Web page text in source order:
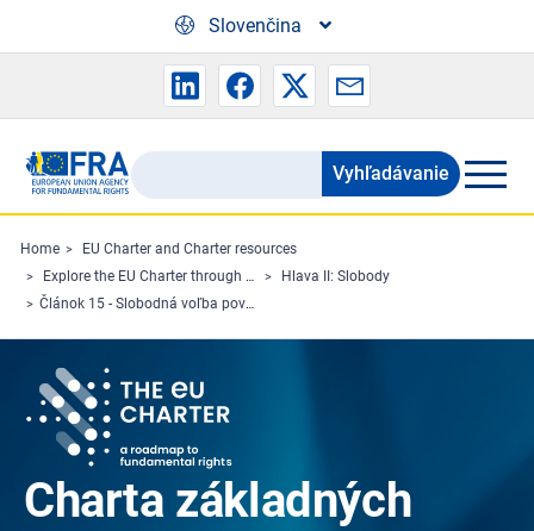
Slovenčina
Search
the
FRA
website
Vyhľadávanie
Home
EU Charter and Charter resources
Explore the EU Charter through Charterpedia
Hlava II: Slobody
Článok 15 - Slobodná voľba povolania a právo na prácu
Charta základných